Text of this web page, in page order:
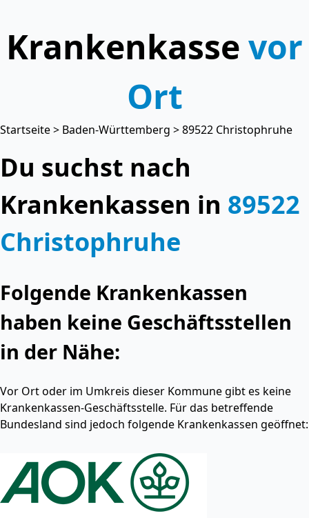
Krankenkasse vor
Ort
Startseite> Baden-Württemberg > 89522 Christophruhe
Du suchst nach
Krankenkassen in 89522
Christophruhe
Folgende Krankenkassen
haben keine Geschäftsstellen
in der Nähe:
Vor Ort oder im Umkreis dieser Kommune gibt es keine
Krankenkassen-Geschäftsstelle. Für das betreffende
Bundesland sind jedoch folgende Krankenkassen geöffnet: